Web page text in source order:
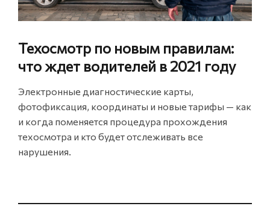
Техосмотр по новым правилам:
что ждет водителей в 2021 году
Электронные диагностические карты,
фотофиксация, координаты и новые тарифы — как
и когда поменяется процедура прохождения
техосмотра и кто будет отслеживать все
нарушения.